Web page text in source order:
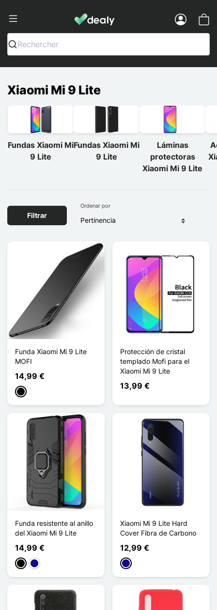
Dealy - Fundas y accesorios para
Rechercher
Xiaomi Mi 9 Lite
Fundas Xiaomi Mi
9 Lite
Fundas Xiaomi Mi
9 Lite
Láminas
protectoras
Xiaomi Mi 9 Lite
Filtrar
Ordenar por
Funda Xiaomi Mi 9 Lite
MOFI
14,99 €
Negro
Protección de cristal
templado Mofi para el
Xiaomi Mi 9 Lite
13,99 €
Funda resistente al anillo
del Xiaomi Mi 9 Lite
14,99 €
NegroAzul oscuro
Xiaomi Mi 9 Lite Hard
Cover Fibra de Carbono
12,99 €
Azul oscuro